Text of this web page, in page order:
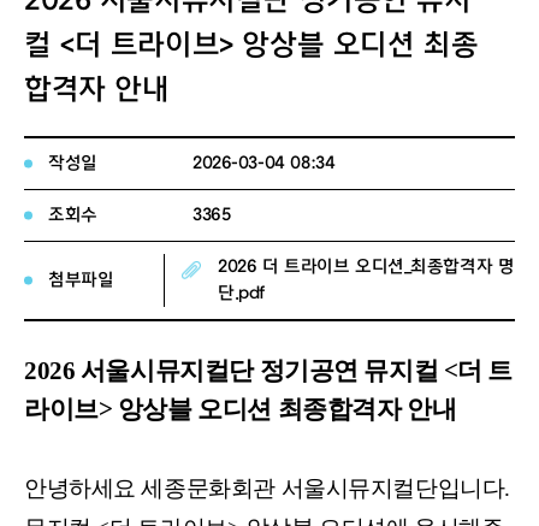
컬 <더 트라이브> 앙상블 오디션 최종
합격자 안내
작성일 2026-03-04 08:34
조회수 3365
첨부파일
2026 더 트라이브 오디션_최종합격자 명
단.pdf
2026 서울시뮤지컬단 정기공연 뮤지컬 <더 트
라이브> 앙상블 오디션 최종합격자 안내
안녕하세요 세종문화회관 서울시뮤지컬단입니다.